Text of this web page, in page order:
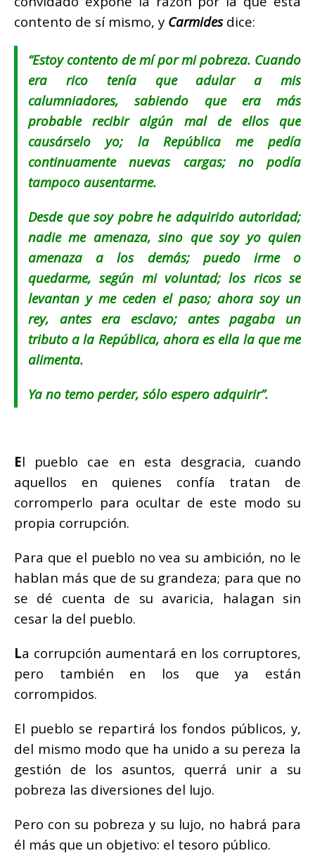
contento de sí mismo, y Carmides dice:
“Estoy contento de mí por mi pobreza. Cuando
era rico tenía que adular a mis
calumniadores, sabiendo que era más
probable recibir algún mal de ellos que
causárselo yo; la República me pedía
continuamente nuevas cargas; no podía
tampoco ausentarme.
Desde que soy pobre he adquirido autoridad;
nadie me amenaza, sino que soy yo quien
amenaza a los demás; puedo irme o
quedarme, según mi voluntad; los ricos se
levantan y me ceden el paso; ahora soy un
rey, antes era esclavo; antes pagaba un
tributo a la República, ahora es ella la que me
alimenta.
Ya no temo perder, sólo espero adquirir”.
El pueblo cae en esta desgracia, cuando
aquellos en quienes confía tratan de
corromperlo para ocultar de este modo su
propia corrupción.
Para que el pueblo no vea su ambición, no le
hablan más que de su grandeza; para que no
se dé cuenta de su avaricia, halagan sin
cesar la del pueblo.
La corrupción aumentará en los corruptores,
pero también en los que ya están
corrompidos.
El pueblo se repartirá los fondos públicos, y,
del mismo modo que ha unido a su pereza la
gestión de los asuntos, querrá unir a su
pobreza las diversiones del lujo.
Pero con su pobreza y su lujo, no habrá para
él más que un objetivo: el tesoro público.